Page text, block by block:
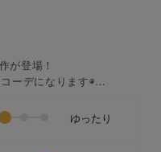
が登場！
ーデになります◉
ゆったり